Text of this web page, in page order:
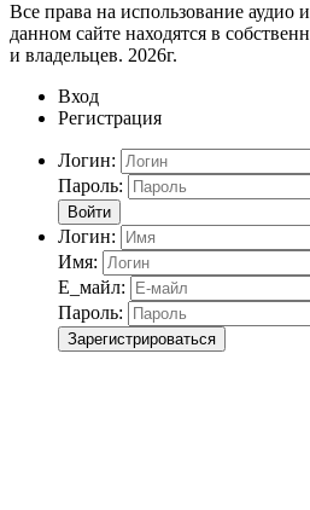
Все права на использование аудио
данном сайте находятся в
и владельцев. 2026г.
Вход
Регистрация
Логин:
Пароль:
Войти
Логин:
Имя:
Е_майл:
Пароль:
Зарегистрироваться